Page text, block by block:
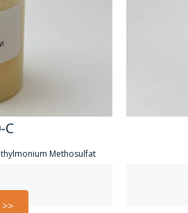
C
Methosulfat